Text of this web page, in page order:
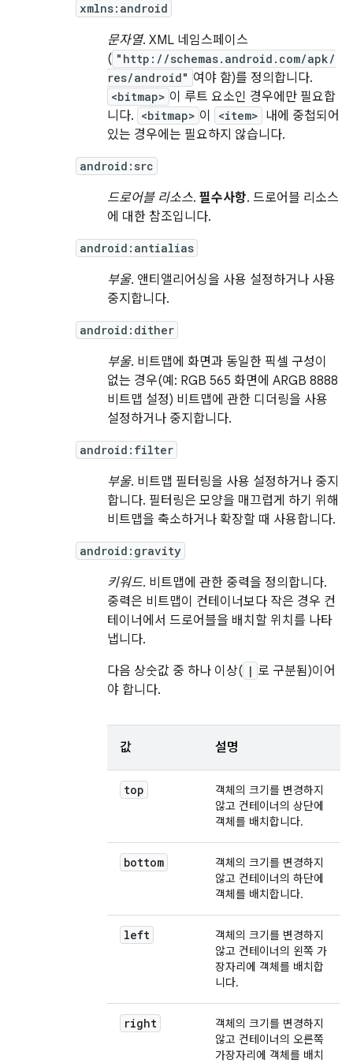
xmlns:android
문자열. XML 네임스페이스
( "http://schemas.android.com/apk/
res/android" 여야 함)를 정의합니다.
<bitmap> 이 루트 요소인 경우에만 필요합
니다. <bitmap> 이 <item> 내에 중첩되어
있는 경우에는 필요하지 않습니다.
android:src
드로어블 리소스. 필수사항. 드로어블 리소스
에 대한 참조입니다.
android:antialias
부울. 앤티앨리어싱을 사용 설정하거나 사용
중지합니다.
android:dither
부울. 비트맵에 화면과 동일한 픽셀 구성이
없는 경우(예: RGB 565 화면에 ARGB 8888
비트맵 설정) 비트맵에 관한 디더링을 사용
설정하거나 중지합니다.
android:filter
부울. 비트맵 필터링을 사용 설정하거나 중지
합니다. 필터링은 모양을 매끄럽게 하기 위해
비트맵을 축소하거나 확장할 때 사용합니다.
android:gravity
키워드. 비트맵에 관한 중력을 정의합니다.
중력은 비트맵이 컨테이너보다 작은 경우 컨
테이너에서 드로어블을 배치할 위치를 나타
냅니다.
다음 상숫값 중 하나 이상( | 로 구분됨)이어
야 합니다.
값 설명
top
객체의 크기를 변경하지
않고 컨테이너의 상단에
객체를 배치합니다.
bottom
객체의 크기를 변경하지
않고 컨테이너의 하단에
객체를 배치합니다.
left
객체의 크기를 변경하지
않고 컨테이너의 왼쪽 가
장자리에 객체를 배치합
니다.
right
객체의 크기를 변경하지
않고 컨테이너의 오른쪽
가장자리에 객체를 배치